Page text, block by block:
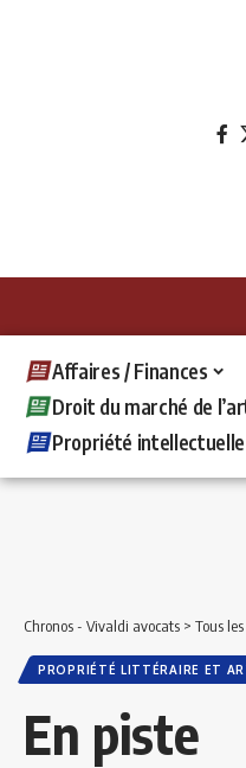
Affaires / Finances
Droit du marché de
Propriété
Chronos - Vivaldi avocats > Tous
PROPRIÉTÉ LITTÉRAIRE ET
En piste